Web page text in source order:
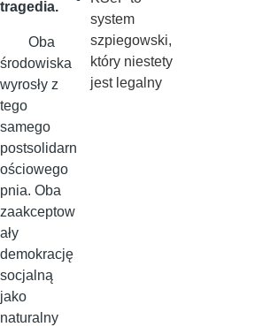
tragedia.
Oba
środowiska
wyrosły z
tego
samego
postsolidarn
ościowego
pnia. Oba
zaakceptow
ały
demokrację
socjalną
jako
naturalny
system
szpiegowski,
który niestety
jest legalny